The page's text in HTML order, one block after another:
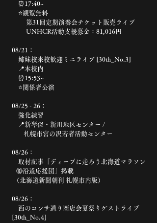
⏰17:40~
⭐️観覧無料
第31回定期演奏会チケット販売ライブ
UNHCR活動支援募金：81,016円
08/21：
姉妹校来校歓迎ミニライブ [30th_No.3]
📍本校内
⏰15:53~
⭐️関係者公演
08/25 - 26：
強化練習
📍新琴似・新川地区センター /
札幌市宮の沢若者活動センター
08/26：
取材記事「ディープに走ろう北海道マラソン
⑩沿道応援団」掲載
（北海道新聞朝刊 札幌市内版）
08/26：
西のコンサ通り商店会夏祭りゲストライブ
[30th_No.4]